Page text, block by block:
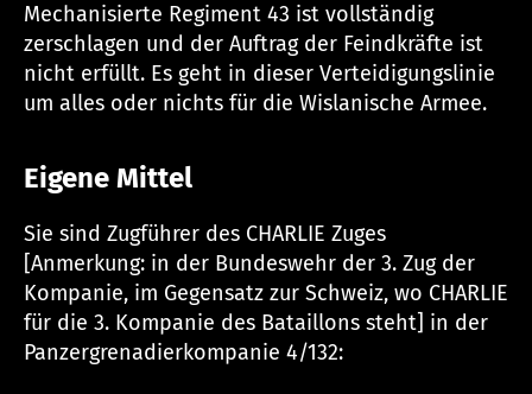
Mechanisierte Regiment 43 ist vollständig
zerschlagen und der Auftrag der Feindkräfte ist
nicht erfüllt. Es geht in dieser Verteidigungslinie
um alles oder nichts für die Wislanische Armee.
Eigene Mittel
Sie sind Zugführer des CHARLIE Zuges
[Anmerkung: in der Bundeswehr der 3. Zug der
Kompanie, im Gegensatz zur Schweiz, wo CHARLIE
für die 3. Kompanie des Bataillons steht] in der
Panzergrenadierkompanie 4/132: